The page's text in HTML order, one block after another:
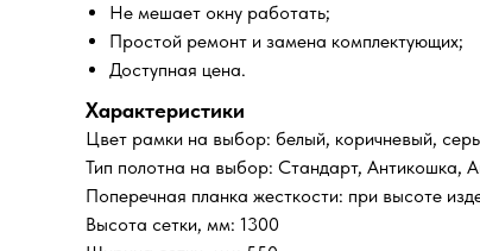
Не мешает окну работать;
Простой ремонт и замена комплектующих;
Доступная цена.
Характеристики
Цвет рамки на выбор: белый, коричневый,
Тип полотна на выбор: Стандарт, Антикошка,
Поперечная планка жесткости: при высоте
Высота сетки, мм: 1300